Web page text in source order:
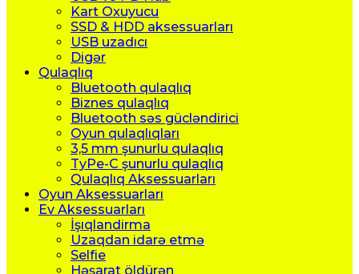
Kart Oxuyucu
SSD & HDD aksessuarları
USB uzadıcı
Digər
Qulaqlıq
Bluetooth qulaqlıq
Biznes qulaqlıq
Bluetooth səs gücləndirici
Oyun qulaqlıqları
3,5 mm şunurlu qulaqlıq
TyPe-C şunurlu qulaqlıq
Qulaqlıq Aksessuarları
Oyun Aksessuarları
Ev Aksessuarları
İşıqlandirma
Uzaqdan idarə etmə
Selfie
Həşarat öldürən